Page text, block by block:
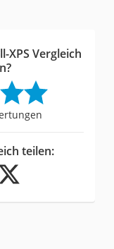
XPS Vergleich
teilen: